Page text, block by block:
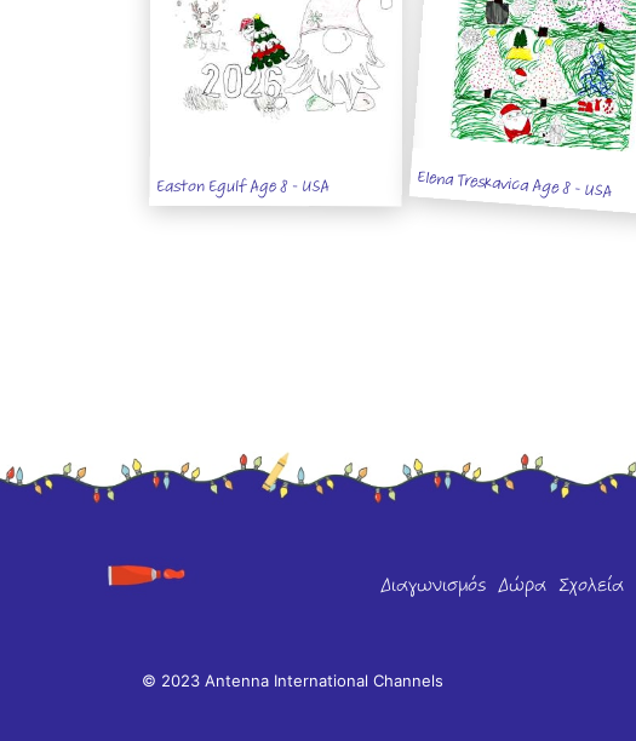
Easton Egulf Age 8 - USA Elena Treskavica Age 8 - USA
Διαγωνισμός Δώρα Σχολεία
© 2023 Antenna International Channels